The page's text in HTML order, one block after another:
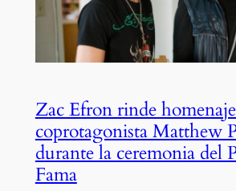
Zac Efron rinde
coprotagonista Matthew
durante la ceremonia del
Fama